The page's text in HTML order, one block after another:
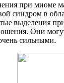
при миоме
синдром в
выделения
Они
сильными.